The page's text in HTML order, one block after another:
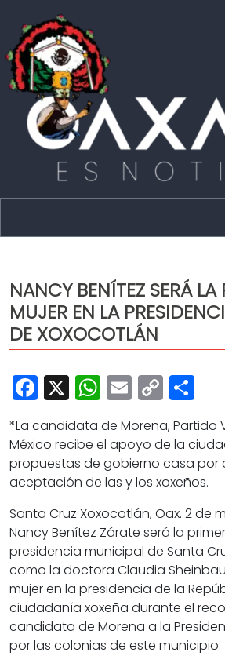
Capital
Policíaca
Cultura
Deportes
Opinión
NANCY BENÍTEZ SERÁ LA
MUJER EN LA
DE XOXOCOTLÁN
Facebook
X WhatsApp
Email
Copy
Link
*La candidata de Morena, Partido
México recibe el apoyo de la
propuestas de gobierno casa por
aceptación de las y los xoxeños.
Santa Cruz Xoxocotlán, Oax. 2 de
Nancy Benítez Zárate será la
presidencia municipal de Santa
como la doctora Claudia
mujer en la presidencia de la
ciudadanía xoxeña durante el
candidata de Morena a la
por las colonias de este municipio.